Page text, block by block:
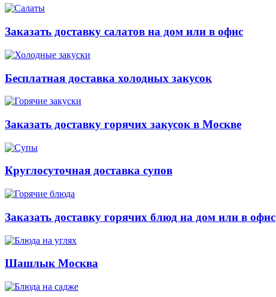
Заказать доставку салатов на дом или в офис
Бесплатная доставка холодных закусок
Заказать доставку горячих закусок в Москве
Круглосуточная доставка супов
Заказать доставку горячих блюд на дом или в офис
Шашлык Москва